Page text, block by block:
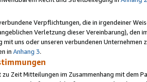
Verpflichtungen, die in irgendeiner
Verletzung dieser Vereinbarung), den
mit uns oder unseren verbundenen
in Anhang 3.
Zeit Mitteilungen im Zusammenhang mit dem